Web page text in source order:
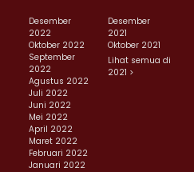
Desember
2022
Oktober 2022
September
2022
Agustus 2022
Juli 2022
Juni 2022
Mei 2022
April 2022
Maret 2022
Februari 2022
Januari 2022
Desember
2021
Oktober 2021
Lihat semua di
2021 >